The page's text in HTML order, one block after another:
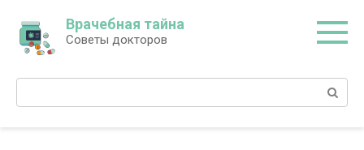
контенту
Врачебная тайна
Советы докторов
Поиск: